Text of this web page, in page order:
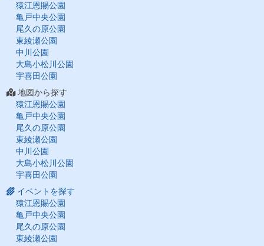
猿江恩賜公園
亀戸中央公園
尾久の原公園
東綾瀬公園
中川公園
大島小松川公園
宇喜田公園
地図から探す
猿江恩賜公園
亀戸中央公園
尾久の原公園
東綾瀬公園
中川公園
大島小松川公園
宇喜田公園
イベントを探す
猿江恩賜公園
亀戸中央公園
尾久の原公園
東綾瀬公園